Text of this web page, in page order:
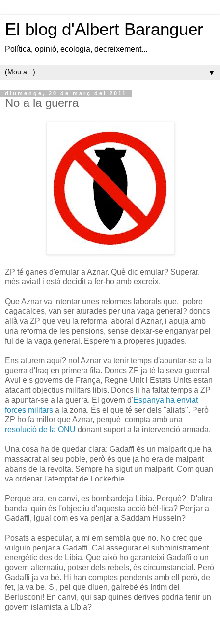
El blog d'Albert Baranguer
Política, opinió, ecologia, decreixement...
▼
diumenge, 20 de març del 2011
No a la guerra
ZP té ganes d'emular a Aznar. Què dic emular? Superar,
més aviat! i està decidit a fer-ho amb excreix.
Que Aznar va intentar unes reformes laborals que, pobre
cagacalces, van ser aturades per una vaga general? doncs
allà va ZP que veu la reforma laboral d'Aznar, i apuja amb
una reforma de les pensions, sense deixar-se enganyar pel
ful de la vaga general. Esperem a properes jugades.
Ens aturem aquí? no! Aznar va tenir temps d'apuntar-se a la
guerra d'Iraq en primera fila. Doncs ZP ja té la seva guerra!
Avui els governs de França, Regne Unit i Estats Units estan
atacant objectius militars libis. Doncs li ha faltat temps a ZP
a apuntar-se a la guerra. El govern d'Espanya ha enviat
forces militars a la zona. És el que té ser dels "aliats". Però
ZP ho fa millor que Aznar, perquè compta amb una
resolució de la ONU donant suport a la intervenció armada.
Una cosa ha de quedar clara: Gadaffi és un malparit que ha
massacrat al seu poble, però és que ja ho era de malparit
abans de la revolta. Sempre ha sigut un malparit. Com quan
va ordenar l'atemptat de Lockerbie.
Perquè ara, en canvi, es bombardeja Líbia. Perquè? D'altra
banda, quin és l'objectiu d'aquesta acció bèl·lica? Penjar a
Gadaffi, igual com es va penjar a Saddam Hussein?
Posats a especular, a mi em sembla que no. No crec que
vulguin penjar a Gadaffi. Cal assegurar el subministrament
energètic des de Líbia. Que això ho garanteixi Gadaffi o un
govern alternatiu, potser dels rebels, és circumstancial. Però
Gadaffi ja va bé. Hi han comptes pendents amb ell però, de
fet, ja va be. Si, pel que diuen, gairebé és íntim del
Berlusconi! En canvi, qui sap quines derives podria tenir un
govern islamista a Líbia?